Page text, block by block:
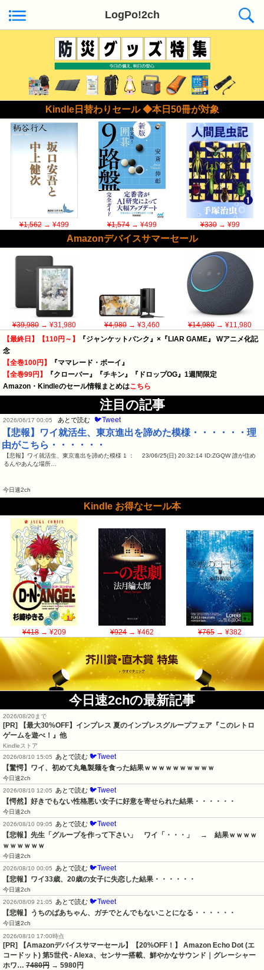
LogPo!2ch
Kindle日替わりセール ◆本日50冊が対象
¥1,562→ ¥499 ¥1,574→ ¥499 ¥330→ ¥99
Amazonデバイスサマーセール
¥39,980→ ¥31,980 ¥4,980→ ¥3,460 ¥14,980→ ¥11,980
【最終日】【110円～】
『ジャンケットバンク』×『LIAR GAME』 Wアニメ化記
念
【全巻100円】
『ママレード・ボーイ』
【全巻99円】
『クローバー』『チキン』『ドロップOG』1週間限定
Amazon・Kindleのセール情報まとめはこちら
注目の記事
2026/06/17 00:05 あとで読む 🐦Tweet
【悲報】ワイ就活生、東京進出を諦めた模様・・・・・・理
由がこちら・・・・・・
【悲報】ワイ就活生、東京進出を諦めた模様 1 ： 23/06/25(日) 20:32:14 ID:ZGQW 誰が住め
るんやあんな場所…
今日速2ch
Kindle お得なセール本
¥418→ ¥209 ¥924→ ¥462 ¥765→ ¥382
今日速2chの最新記事
2026/08/20まで
[PR]
【最大30%OFF】インプレス 夏のインプレスグループフェア『このレトロ
ゲームを遊べ！』他
Kindleストア
2026/08/10 15:05
あとで読む 🐦Tweet
【驚愕】ワイ、初めて丸亀製麺を食った結果ｗｗｗｗｗｗｗｗｗｗ
今日速2ch
2026/08/10 12:05
あとで読む 🐦Tweet
【愕然】好きでもない性格悪い女子に好意を寄せられた結果・・・・・・
今日速2ch
2026/08/10 09:05
あとで読む 🐦Tweet
【悲報】先生「グループを作って下さい」　ワイ「・・・」　→　結果ｗｗｗｗ
ｗｗｗｗｗｗ
今日速2ch
2026/08/10 00:05
あとで読む 🐦Tweet
【悲報】ワイ33歳、20歳の女子に失恋した結果・・・・・・
今日速2ch
2026/08/09 21:05
あとで読む 🐦Tweet
【悲報】うちのばあちゃん、ガチでとんでもないことになる・・・・・・
今日速2ch
2026/08/10 17:00時点
[PR] 【Amazonデバイスサマーセール】【20%OFF！】 Amazon Echo Dot (エ
コードット) 第5世代 - Alexa、センサー搭載、鮮やかなサウンド｜グレーシャー
ホワ… 7480円 → 5980円